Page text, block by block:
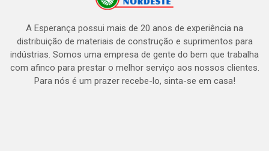
A Esperança possui mais de 20 anos de experiência na
distribuição de materiais de construção e suprimentos para
indústrias. Somos uma empresa de gente do bem que trabalha
com afinco para prestar o melhor serviço aos nossos clientes.
Para nós é um prazer recebe-lo, sinta-se em casa!